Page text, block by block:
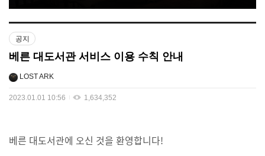
공지
베른 대도서관 서비스 이용 수칙 안내
LOST ARK
2023.01.01 10:56 1,634,352
베른 대도서관에 오신 것을 환영합니다!